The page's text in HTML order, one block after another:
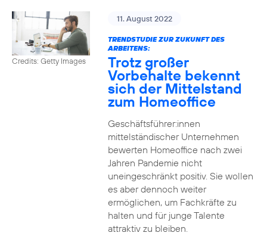
Credits: Getty Images
11. August 2022
TRENDSTUDIE ZUR ZUKUNFT DES
ARBEITENS:
Trotz großer
Vorbehalte bekennt
sich der Mittelstand
zum Homeoffice
Geschäftsführer:innen
mittelständischer Unternehmen
bewerten Homeoffice nach zwei
Jahren Pandemie nicht
uneingeschränkt positiv. Sie wollen
es aber dennoch weiter
ermöglichen, um Fachkräfte zu
halten und für junge Talente
attraktiv zu bleiben.